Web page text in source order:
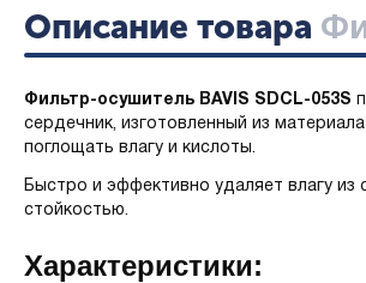
Описание товара
Фильтр-осушитель BAVIS SDCL-053S
сердечник, изготовленный из
поглощать влагу и кислоты.
Быстро и эффективно удаляет влагу
стойкостью.
Характеристики: